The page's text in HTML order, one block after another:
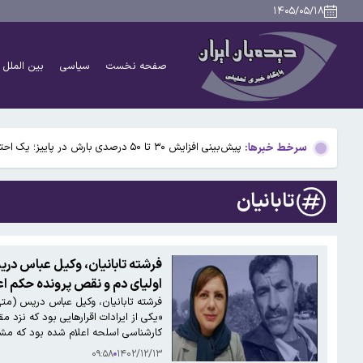
۱۴۰۵/۰۵/۱۸
صفحه نخست سیاسی بین الملل
سرخط خبرها:
ورزشگاه آزادی به نیم فصل نخست لیگ برتر نمی‌رسد
سینماها آخر هفته تعطیل است
روایت سخنگوی شورای نگهبان از حمله به بیت رهبری در ۹ اسفند/ صدای انفجار و لرزش ساختمان کاملاً احساس شد/ ساختمان را تخلیه نکردیم
پیش‌بینی افزایش ۳۰ تا ۵۰ درصدی بارش در پاییز؛ یک احتمال است، نه قطعیت
وال‌استریت ژورنال: تهران برای بازگشایی تنگه هرمز ۵ شرط کلیدی تعیین کرد
سینماها آخر هفته تعطیل است
روایت سخنگوی شورای نگهبان از حمله به بیت رهبری در ۹ اسفند/ صدای انفجار و لرزش ساختمان کاملاً احساس شد/ ساختمان را تخلیه نکردیم
پیش‌بینی افزایش ۳۰ تا ۵۰ درصدی بارش در پاییز؛ یک احتمال است، نه قطعیت
تابانیان
فرشته تابانیان، وکیل عباس
اولیای دم و نقص پرونده حکم
فرشته تابانیان، وکیل عباس دریس
«یکی از ایرادات اقرارهایی بود که
کارشناسی اسلحه اعلام شده بود که
۱۴۰۲/۱۲/۱۳ ۰۹:۵۸